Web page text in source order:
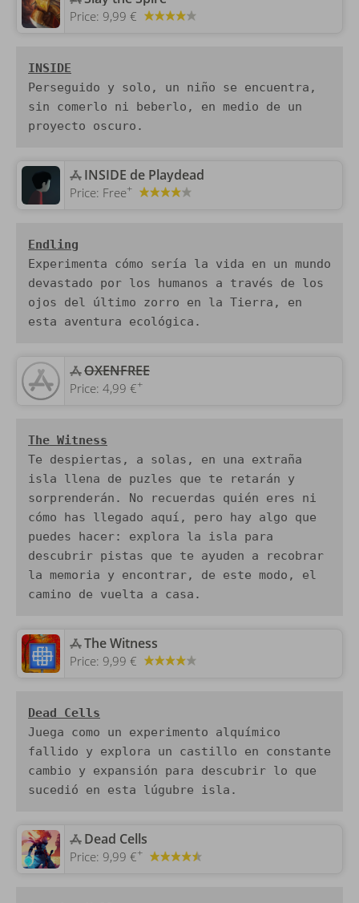
Price: 9,99 €
INSIDE
Perseguido y solo, un niño se encuentra,
sin comerlo ni beberlo, en medio de un
proyecto oscuro.
‎INSIDE de Playdead
Price: Free+
Endling
Experimenta cómo sería la vida en un mundo
devastado por los humanos a través de los
ojos del último zorro en la Tierra, en
esta aventura ecológica.
‎OXENFREE
Price: 4,99 €+
Te despiertas, a solas, en una extraña
isla llena de puzles que te retarán y
sorprenderán. No recuerdas quién eres ni
cómo has llegado aquí, pero hay algo que
puedes hacer: explora la isla para
descubrir pistas que te ayuden a recobrar
la memoria y encontrar, de este modo, el
camino de vuelta a casa.
‎The Witness
Price: 9,99 €
Juega como un experimento alquímico
fallido y explora un castillo en constante
cambio y expansión para descubrir lo que
sucedió en esta lúgubre isla.
‎Dead Cells
Price: 9,99 €+